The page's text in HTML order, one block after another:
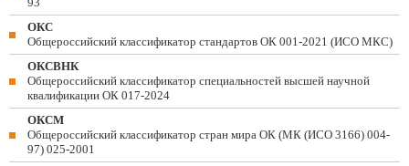
ОКС
Общероссийский классификатор стандартов ОК 001-2021 (ИСО МКС)
ОКСВНК
Общероссийский классификатор специальностей высшей научной
квалификации ОК 017-2024
ОКСМ
Общероссийский классификатор стран мира ОК (МК (ИСО 3166) 004-
97) 025-2001